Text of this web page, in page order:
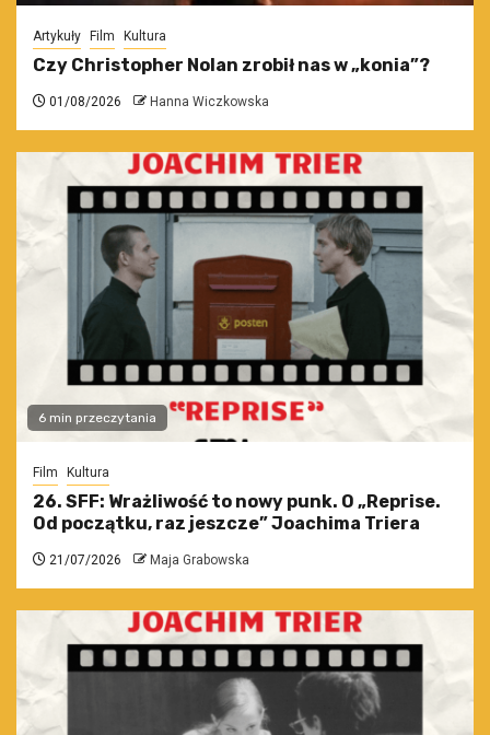
Artykuły Film Kultura
Czy Christopher Nolan zrobił nas w „konia”?
01/08/2026 Hanna Wiczkowska
6 min przeczytania
Film Kultura
26. SFF: Wrażliwość to nowy punk. O „Reprise.
Od początku, raz jeszcze” Joachima Triera
21/07/2026 Maja Grabowska